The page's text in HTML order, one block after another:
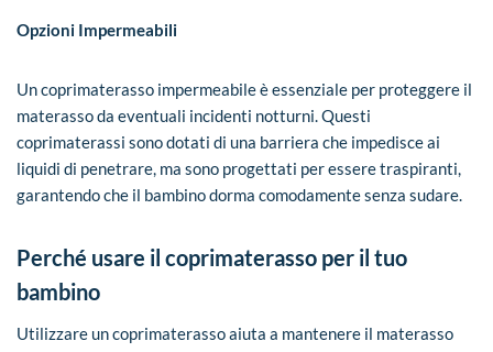
Opzioni Impermeabili
Un coprimaterasso impermeabile è essenziale per proteggere il
materasso da eventuali incidenti notturni. Questi
coprimaterassi sono dotati di una barriera che impedisce ai
liquidi di penetrare, ma sono progettati per essere traspiranti,
garantendo che il bambino dorma comodamente senza sudare.
Perché usare il coprimaterasso per il tuo
bambino
Utilizzare un coprimaterasso aiuta a mantenere il materasso